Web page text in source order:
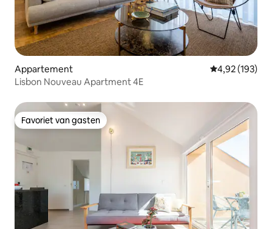
Appartement Gemiddelde
4,92 (193)
Lisbon Nouveau Apartment 4E
Favoriet van gasten
Favoriet van gasten